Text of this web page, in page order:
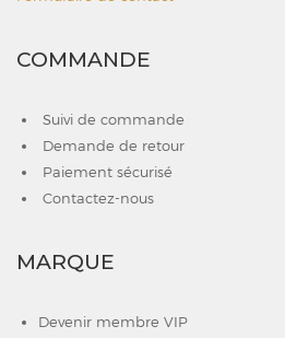
COMMANDE
Suivi de commande
Demande de retour
Paiement sécurisé
Contactez-nous
MARQUE
Devenir membre VIP